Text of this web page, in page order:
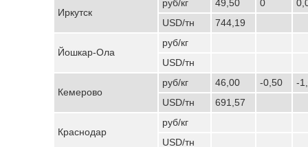
Иркутск
руб/кг 49,50 0
USD/тн
744,19
Йошкар-Ола
руб/кг
USD/тн
Кемерово
руб/кг 46,00 -0,50 -
USD/тн
691,57
Краснодар
руб/кг
USD/тн